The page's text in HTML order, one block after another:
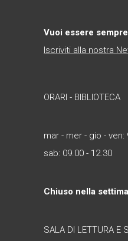
Vuoi essere
Iscriviti alla nostra
ORARI - BIBLIOTECA
mar - mer - gio - ven:
sab: 09.00 - 12.30
Chiuso nella
SALA DI LETTURA E